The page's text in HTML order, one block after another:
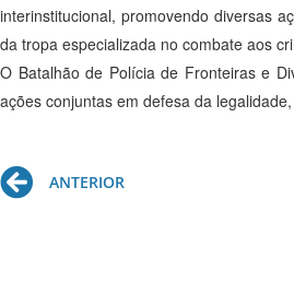
interinstitucional, promovendo diversas
da tropa especializada no combate aos
O Batalhão de Polícia de Fronteiras e
ações conjuntas em defesa da
Prev
ANTERIOR